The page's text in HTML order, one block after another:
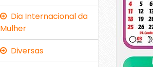
Dia Internacional da
Mulher
Diversas